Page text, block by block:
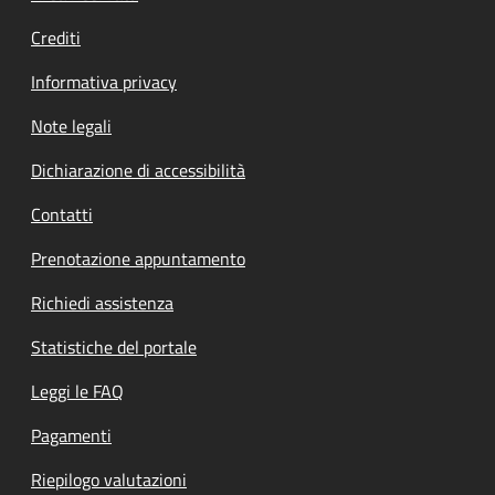
Crediti
Informativa privacy
Note legali
Dichiarazione di accessibilità
Contatti
Prenotazione appuntamento
Richiedi assistenza
Statistiche del portale
Leggi le FAQ
Pagamenti
Riepilogo valutazioni